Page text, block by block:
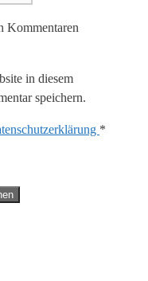
Kommentaren
in diesem
speichern.
*